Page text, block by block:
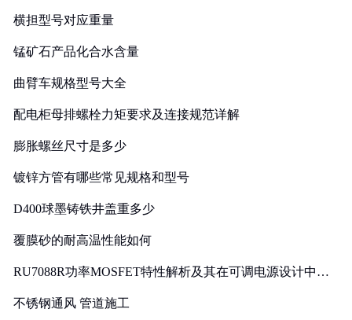
横担型号对应重量
锰矿石产品化合水含量
曲臂车规格型号大全
配电柜母排螺栓力矩要求及连接规范详解
膨胀螺丝尺寸是多少
镀锌方管有哪些常见规格和型号
D400球墨铸铁井盖重多少
覆膜砂的耐高温性能如何
RU7088R功率MOSFET特性解析及其在可调电源设计中的
不锈钢通风 管道施工